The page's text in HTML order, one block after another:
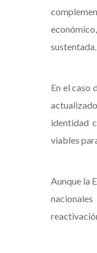
sustentada.
En el caso
identidad
viables
Aunque la